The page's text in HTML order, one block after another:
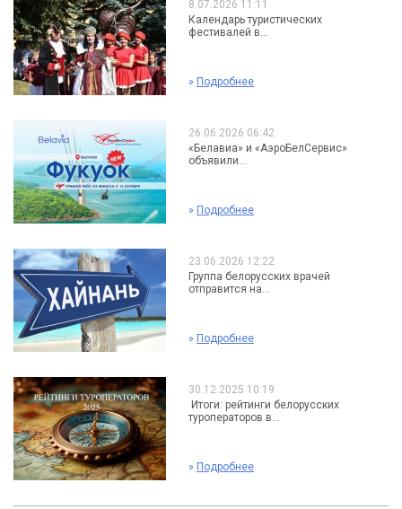
8.07.2026 11:11
Календарь туристических
фестивалей в...
» Подробнее
26.06.2026 06:42
«Белавиа» и «АэроБелСервис»
объявили...
» Подробнее
23.06.2026 12:22
Группа белорусских врачей
отправится на...
» Подробнее
30.12.2025 10:19
Итоги: рейтинги белорусских
туроператоров в...
» Подробнее